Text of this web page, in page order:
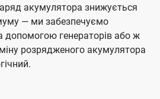
акумулятора знижується
— ми забезпечуємо
допомогою генераторів або ж
розрядженого акумулятора